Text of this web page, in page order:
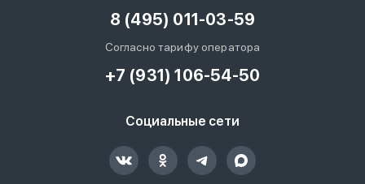
8 (495) 011-03-59
Согласно тарифу оператора
+7 (931) 106-54-50
Социальные сети